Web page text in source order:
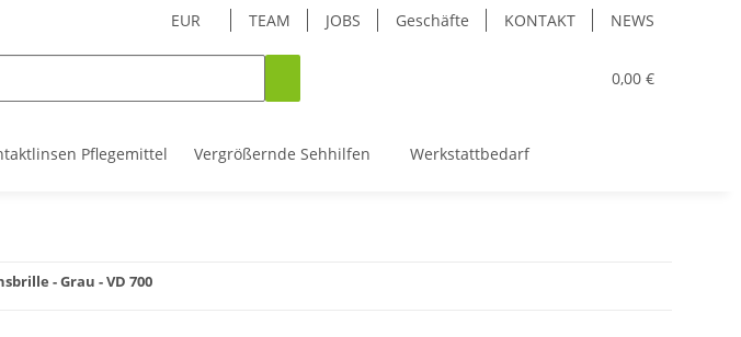
EUR TEAM JOBS Geschäfte KONTAKT NEWS
0,00 €
Pflegemittel Vergrößernde Sehhilfen Werkstattbedarf
- Grau - VD 700